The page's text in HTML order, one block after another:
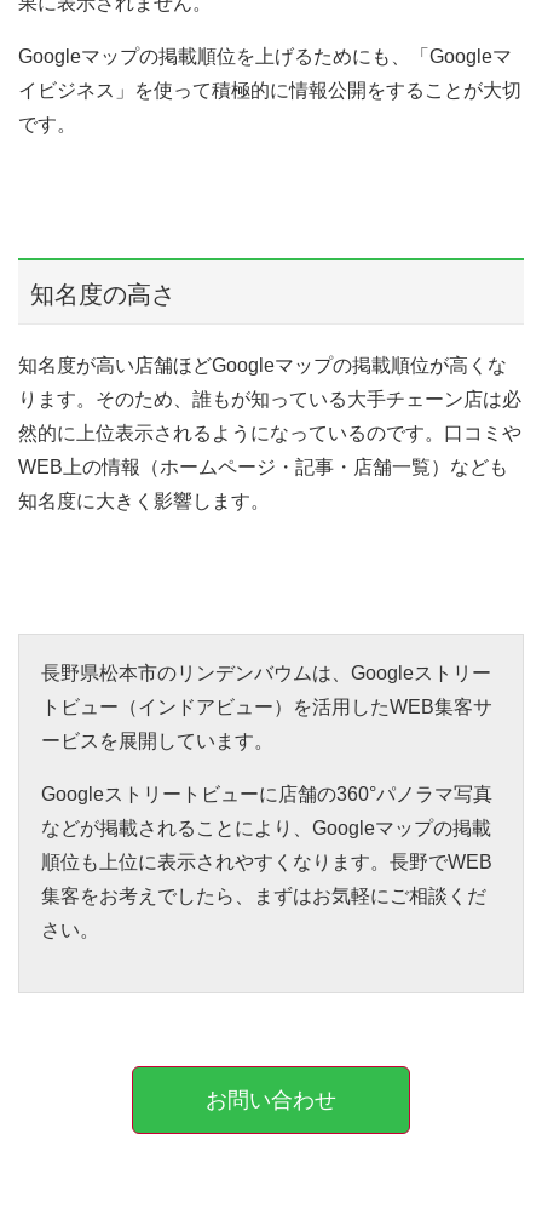
Googleマップの掲載順位を上げるためにも、「Googleマ
イビジネス」を使って積極的に情報公開をすることが大切
です。
知名度の高さ
知名度が高い店舗ほどGoogleマップの掲載順位が高くな
ります。そのため、誰もが知っている大手チェーン店は必
然的に上位表示されるようになっているのです。口コミや
WEB上の情報（ホームページ・記事・店舗一覧）なども
知名度に大きく影響します。
長野県松本市のリンデンバウムは、Googleストリー
トビュー（インドアビュー）を活用したWEB集客サ
ービスを展開しています。
Googleストリートビューに店舗の360°パノラマ写真
などが掲載されることにより、Googleマップの掲載
順位も上位に表示されやすくなります。長野でWEB
集客をお考えでしたら、まずはお気軽にご相談くだ
さい。
お問い合わせ